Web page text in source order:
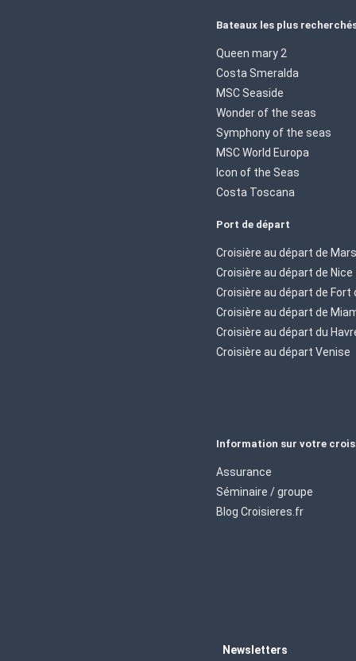
Bateaux les plus
Queen mary 2
Costa Smeralda
MSC Seaside
Wonder of the seas
Symphony of the seas
MSC World Europa
Icon of the Seas
Costa Toscana
Port de départ
Croisière au départ de
Croisière au départ de Nice
Croisière au départ de Fort
Croisière au départ de
Croisière au départ du
Croisière au départ Venise
Information sur votre
Assurance
Séminaire / groupe
Blog Croisieres.fr
Newsletters